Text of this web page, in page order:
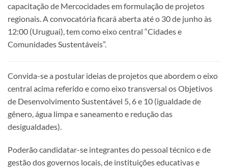
capacitação de Mercocidades em formulação de projetos
regionais. A convocatória ficará aberta até o 30 de junho às
12:00 (Uruguai), tem como eixo central “Cidades e
Comunidades Sustentáveis”.
Convida-se a postular ideias de projetos que abordem o eixo
central acima referido e como eixo transversal os Objetivos
de Desenvolvimento Sustentável 5, 6 e 10 (igualdade de
gênero, água limpa e saneamento e redução das
desigualdades).
Poderão candidatar-se integrantes do pessoal técnico e de
gestão dos governos locais, de instituições educativas e